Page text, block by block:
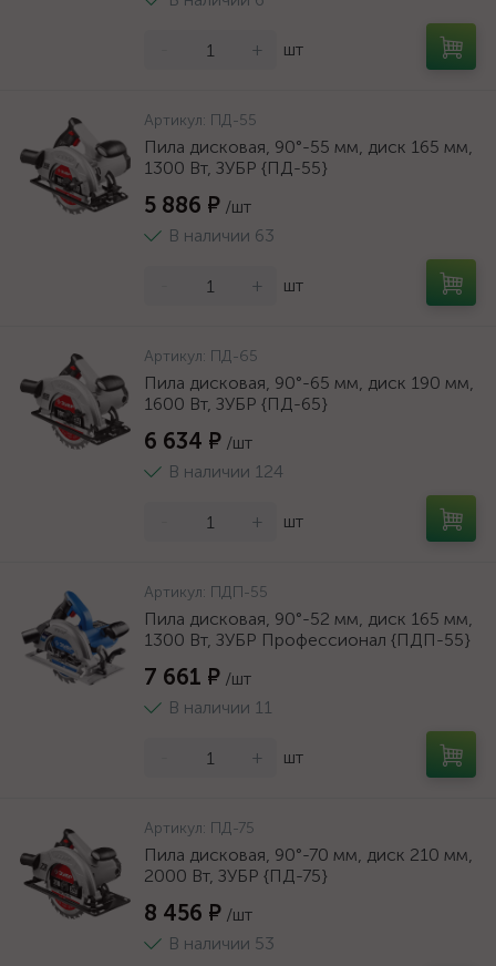
+ шт
Артикул: ПД-55
Пила дисковая, 90°-55 мм, диск 165 мм,
1300 Вт, ЗУБР {ПД-55}
5 886 ₽ /шт
В наличии 63
+ шт
Артикул: ПД-65
Пила дисковая, 90°-65 мм, диск 190 мм,
1600 Вт, ЗУБР {ПД-65}
6 634 ₽ /шт
В наличии 124
+ шт
Артикул: ПДП-55
Пила дисковая, 90°-52 мм, диск 165 мм,
1300 Вт, ЗУБР Профессионал {ПДП-55}
7 661 ₽ /шт
В наличии 11
+ шт
Артикул: ПД-75
Пила дисковая, 90°-70 мм, диск 210 мм,
2000 Вт, ЗУБР {ПД-75}
8 456 ₽ /шт
В наличии 53